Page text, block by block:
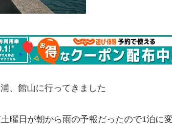
、館山に行ってきました
曜日が朝から雨の予報だったので1泊に